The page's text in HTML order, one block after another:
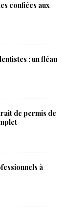
confiées aux
: un fléau
de permis de
à